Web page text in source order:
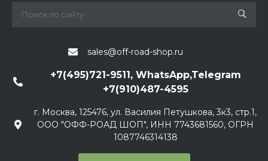
sales@off-road-shop.ru
+7(495)721-9511, WhatsApp,Telegram
+7(910)487-4595
г. Москва, 125476, ул. Василия Петушкова, 3к3, стр.1,
ООО "ОФФ-РОАД ШОП", ИНН 7743681560, ОГРН
1087746314138